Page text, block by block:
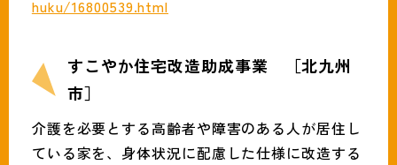
huku/16800539.html
すこやか住宅改造助成事業 ［北九州
市］
介護を必要とする高齢者や障害のある人が居住し
ている家を、身体状況に配慮した仕様に改造する